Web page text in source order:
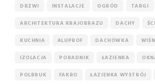
DRZWI INSTALACJE OGRÓD TARGI
ARCHITEKTURA KRAJOBRAZU DACHY
KUCHNIA ALUPROF DACHÓWKA
IZOLACJA PORADNIK ŁAZIENKA
POLBRUK FAKRO ŁAZIENKA WYSTRÓJ